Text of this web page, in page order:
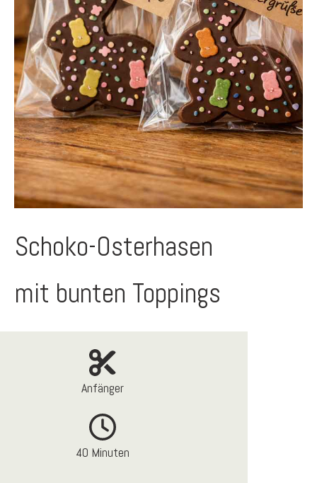
Schoko-Osterhasen
mit bunten Toppings
Anfänger
40 Minuten